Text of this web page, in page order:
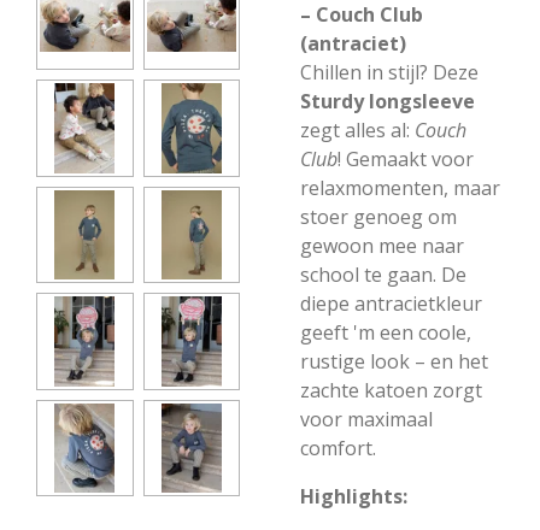
– Couch Club
(antraciet)
Chillen in stijl? Deze
Sturdy longsleeve
zegt alles al: Couch
Club! Gemaakt voor
relaxmomenten, maar
stoer genoeg om
gewoon mee naar
school te gaan. De
diepe antracietkleur
geeft 'm een coole,
rustige look – en het
zachte katoen zorgt
voor maximaal
comfort.
Highlights: